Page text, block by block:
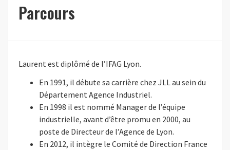
Parcours
Laurent est diplômé de l’IFAG Lyon.
En 1991, il débute sa carrière chez JLL au sein du
Département Agence Industriel.
En 1998 il est nommé Manager de l’équipe
industrielle, avant d’être promu en 2000, au
poste de Directeur de l’Agence de Lyon.
En 2012, il intègre le Comité de Direction France